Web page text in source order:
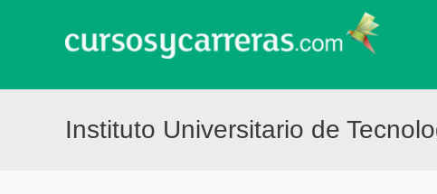
Instituto Universitario de